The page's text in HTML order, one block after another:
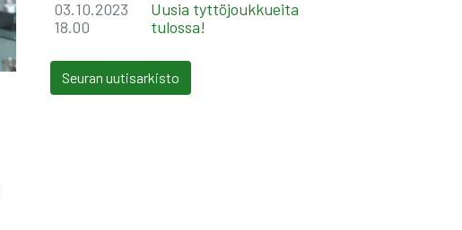
03.10.2023
18.00
Uusia tyttöjoukkueita
tulossa!
Seuran uutisarkisto